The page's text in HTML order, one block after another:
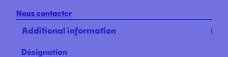
Nous contacter
Additional information
Désignation